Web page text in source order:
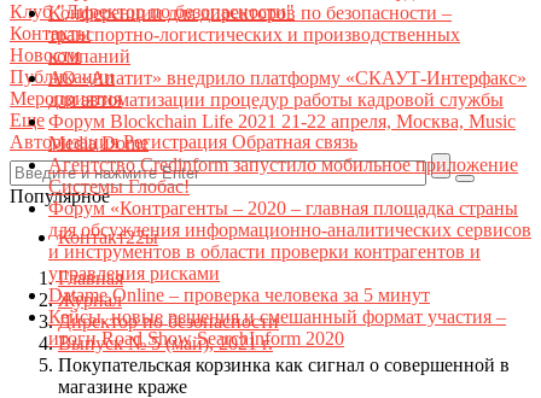
Клуб "Директор по безопасности"
Контакты
Новости
Публикации
Мероприятия
Еще
АвторизацияРегистрация Обратная связь
Популярное
Конференции для директоров по безопасности –
транспортно-логистических и производственных
компаний
АО «Апатит» внедрило платформу «СКАУТ-Интерфакс»
для автоматизации процедур работы кадровой службы
Форум Blockchain Life 2021 21-22 апреля, Москва, Music
Media Dome
Агентство Credinform запустило мобильное приложение
Системы Глобас!
Форум «Контрагенты – 2020 – главная площадка страны
для обсуждения информационно-аналитических сервисов
и инструментов в области проверки контрагентов и
управления рисками
Datame.Online – проверка человека за 5 минут
Кейсы, новые решения и смешанный формат участия –
итоги Road Show SearchInform 2020
Контакт22ы
Главная
Журнал
Директор по безопасности
Выпуск № 5 (май), 2021 г.
Покупательская корзинка как сигнал о совершенной в
магазине краже